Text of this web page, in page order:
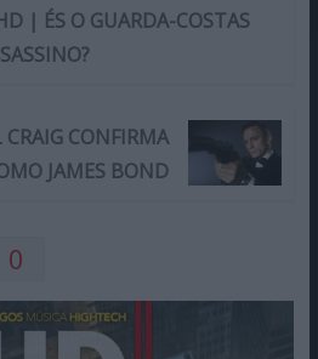
| ÉS O GUARDA-COSTAS
CRAIG CONFIRMA
JAMES BOND
0